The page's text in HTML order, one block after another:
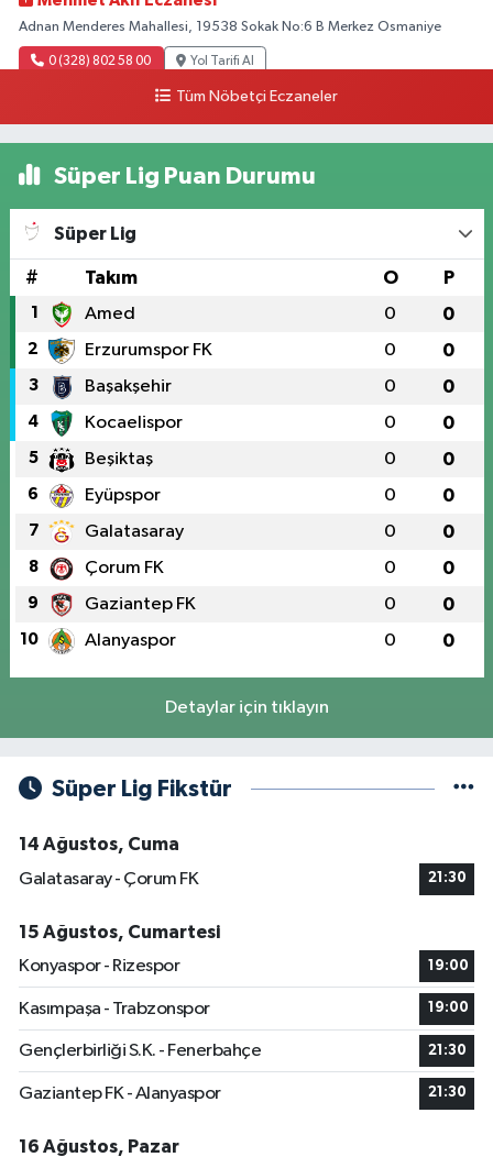
Adnan Menderes Mahallesi, 19538 Sokak No:6 B Merkez Osmaniye
0 (328) 802 58 00 Yol Tarifi Al
Tüm Nöbetçi Eczaneler
Süper Lig Puan Durumu
Süper Lig
# Takım O P
1 Amed 0 0
2 Erzurumspor FK 0 0
3 Başakşehir 0 0
4 Kocaelispor 0 0
5 Beşiktaş 0 0
6 Eyüpspor 0 0
7 Galatasaray 0 0
8 Çorum FK 0 0
9 Gaziantep FK 0 0
10 Alanyaspor 0 0
Detaylar için tıklayın
Süper Lig Fikstür
14 Ağustos, Cuma
Galatasaray - Çorum FK
21:30
15 Ağustos, Cumartesi
Konyaspor - Rizespor
19:00
Kasımpaşa - Trabzonspor 19:00
Gençlerbirliği S.K. - Fenerbahçe 21:30
Gaziantep FK - Alanyaspor 21:30
16 Ağustos, Pazar